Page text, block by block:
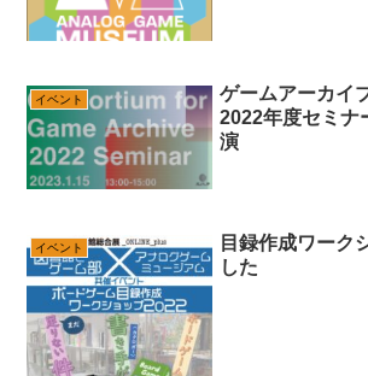
イベント
ゲームアーカイ
2022年度セミナ
演
イベント
目録作成ワーク
した